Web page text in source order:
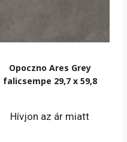
Opoczno Ares Grey
falicsempe 29,7 x 59,8
Hívjon az ár miatt